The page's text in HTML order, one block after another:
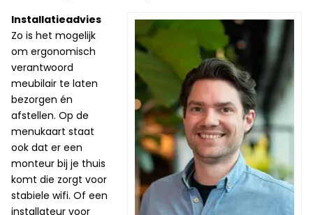
Installatieadvies
Zo is het mogelijk
om ergonomisch
verantwoord
meubilair te laten
bezorgen én
afstellen. Op de
menukaart staat
ook dat er een
monteur bij je thuis
komt die zorgt voor
stabiele wifi. Of een
installateur voor